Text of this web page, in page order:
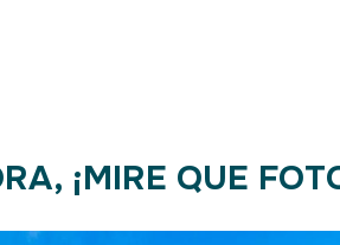
¡MIRE QUE